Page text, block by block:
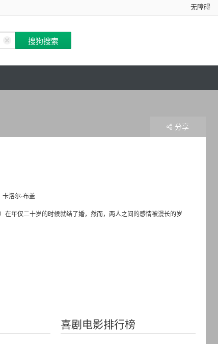
无障碍
卡洛尔·布盖
年仅二十岁的时候就结了婚，然而，两人之间的感情被漫长的岁
分享
喜剧电影排行榜